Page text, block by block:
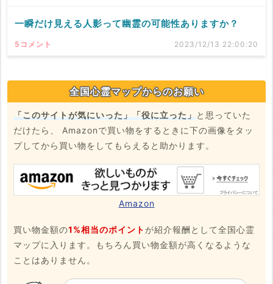
一瞬だけ見える人影って幽霊の可能性ありますか？
5コメント 2023/12/13 22:00:20
全国心霊マップからのお願い
「このサイトが気にいった」「役に立った」と思っていた
だけたら、 Amazonで買い物をするときに下の画像をタッ
プしてから買い物をしてもらえると助かります。
Amazon
買い物金額の1%相当のポイント が紹介報酬として全国心霊
マップに入ります。もちろん買い物金額が高くなるような
ことはありません。